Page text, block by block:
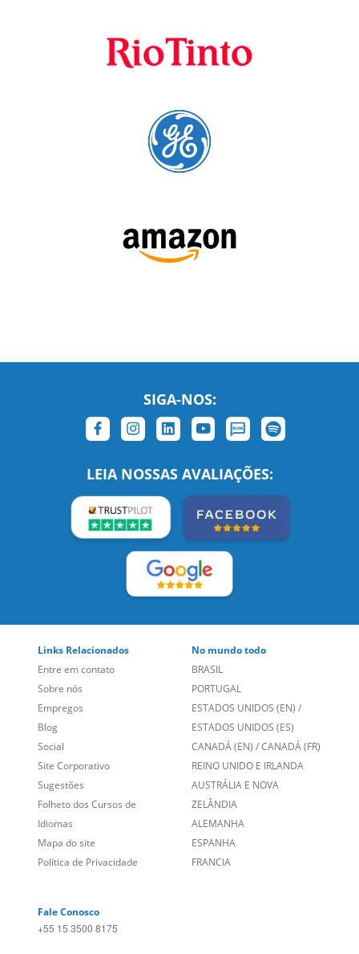
SIGA-NOS:
LEIA NOSSAS AVALIAÇÕES:
Links Relacionados
Entre em contato
Sobre nós
Empregos
Blog
Social
Site Corporativo
Sugestões
Folheto dos Cursos de
Idiomas
No mundo todo
BRASIL
PORTUGAL
ESTADOS UNIDOS (EN)/
ESTADOS UNIDOS (ES)
CANADÁ (EN) /CANADÁ (FR)
REINO UNIDO E IRLANDA
AUSTRÁLIA E NOVA
ZELÂNDIA
ALEMANHA